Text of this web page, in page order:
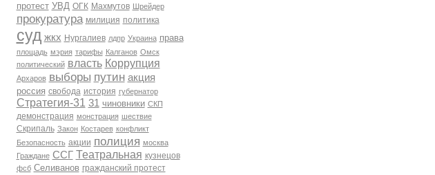
протест УВД ОГК Махмутов Шрейдер
прокуратура милиция политика
суд жкх Нургалиев лдпр Украина права
площадь мэрия тарифы Калганов Омск
политический власть Коррупция
Архаров выборы путин акция
россия свобода история губернатор
Стратегия-31 31 чиновники СКП
демонстрация монстрация шествие
Скрипаль Закон Костарев конфликт
Безопасность акции полиция москва
Граждане ССГ Театральная кузнецов
фсб Селиванов гражданский протест